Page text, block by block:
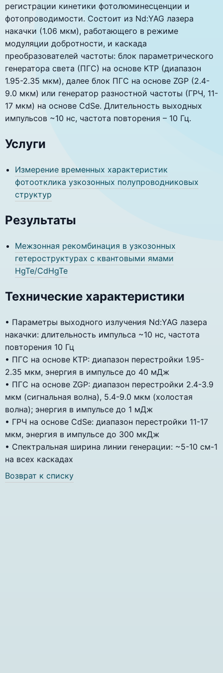
регистрации кинетики фотолюминесценции и
фотопроводимости. Состоит из Nd:YAG лазера
накачки (1.06 мкм), работающего в режиме
модуляции добротности, и каскада
преобразователей частоты: блок параметрического
генератора света (ПГС) на основе KTP (диапазон
1.95-2.35 мкм), далее блок ПГС на основе ZGP (2.4-
9.0 мкм) или генератор разностной частоты (ГРЧ, 11-
17 мкм) на основе CdSe. Длительность выходных
импульсов ~10 нс, частота повторения – 10 Гц.
Услуги
Измерение временных характеристик
фотоотклика узкозонных полупроводниковых
структур
Результаты
Межзонная рекомбинация в узкозонных
гетероструктурах с квантовыми ямами
HgTe/CdHgTe
Технические характеристики
• Параметры выходного излучения Nd:YAG лазера
накачки: длительность импульса ~10 нс, частота
повторения 10 Гц
• ПГС на основе KTP: диапазон перестройки 1.95-
2.35 мкм, энергия в импульсе до 40 мДж
• ПГС на основе ZGP: диапазон перестройки 2.4-3.9
мкм (сигнальная волна), 5.4-9.0 мкм (холостая
волна); энергия в импульсе до 1 мДж
• ГРЧ на основе CdSe: диапазон перестройки 11-17
мкм, энергия в импульсе до 300 мкДж
• Спектральная ширина линии генерации: ~5-10 см-1
на всех каскадах
Возврат к списку